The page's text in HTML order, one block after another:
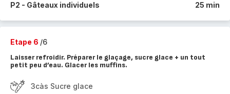
P2 - Gâteaux individuels 25 min
Etape 6 /6
Laisser refroidir. Préparer le glaçage, sucre glace + un tout
petit peu d’eau. Glacer les muffins.
3càs Sucre glace